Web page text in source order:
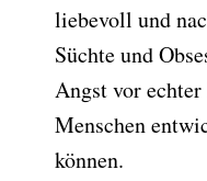
liebevoll und
Süchte und
Angst vor
Menschen
können.